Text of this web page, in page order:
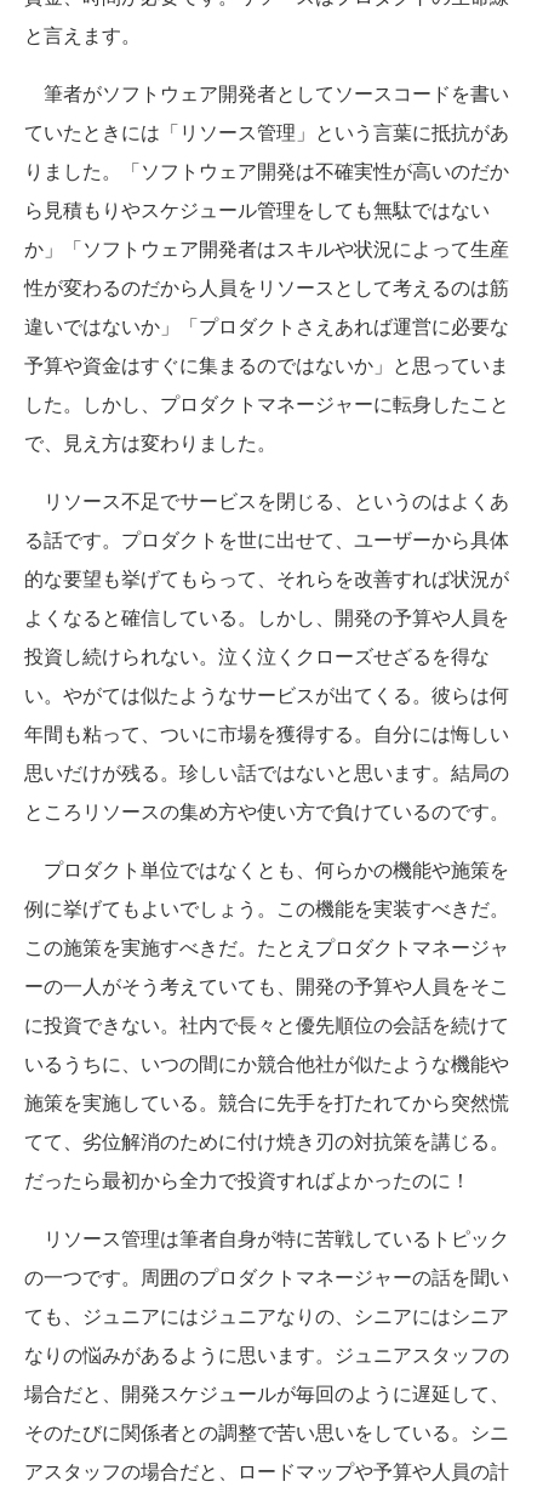
と言えます。
筆者がソフトウェア開発者としてソースコードを書い
ていたときには「リソース管理」という言葉に抵抗があ
りました。「ソフトウェア開発は不確実性が高いのだか
ら見積もりやスケジュール管理をしても無駄ではない
か」「ソフトウェア開発者はスキルや状況によって生産
性が変わるのだから人員をリソースとして考えるのは筋
違いではないか」「プロダクトさえあれば運営に必要な
予算や資金はすぐに集まるのではないか」と思っていま
した。しかし、プロダクトマネージャーに転身したこと
で、見え方は変わりました。
リソース不足でサービスを閉じる、というのはよくあ
る話です。プロダクトを世に出せて、ユーザーから具体
的な要望も挙げてもらって、それらを改善すれば状況が
よくなると確信している。しかし、開発の予算や人員を
投資し続けられない。泣く泣くクローズせざるを得な
い。やがては似たようなサービスが出てくる。彼らは何
年間も粘って、ついに市場を獲得する。自分には悔しい
思いだけが残る。珍しい話ではないと思います。結局の
ところリソースの集め方や使い方で負けているのです。
プロダクト単位ではなくとも、何らかの機能や施策を
例に挙げてもよいでしょう。この機能を実装すべきだ。
この施策を実施すべきだ。たとえプロダクトマネージャ
ーの一人がそう考えていても、開発の予算や人員をそこ
に投資できない。社内で長々と優先順位の会話を続けて
いるうちに、いつの間にか競合他社が似たような機能や
施策を実施している。競合に先手を打たれてから突然慌
てて、劣位解消のために付け焼き刃の対抗策を講じる。
だったら最初から全力で投資すればよかったのに！
リソース管理は筆者自身が特に苦戦しているトピック
の一つです。周囲のプロダクトマネージャーの話を聞い
ても、ジュニアにはジュニアなりの、シニアにはシニア
なりの悩みがあるように思います。ジュニアスタッフの
場合だと、開発スケジュールが毎回のように遅延して、
そのたびに関係者との調整で苦い思いをしている。シニ
アスタッフの場合だと、ロードマップや予算や人員の計